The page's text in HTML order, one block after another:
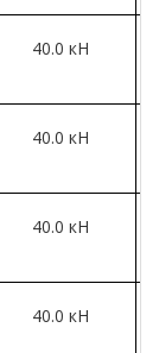
40.0 кН
40.0 кН
40.0 кН
40.0 кН